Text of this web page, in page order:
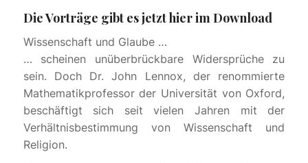
Die Vorträge gibt es jetzt hier im Download
Wissenschaft und Glaube …
… scheinen unüberbrückbare Widersprüche zu
sein. Doch Dr. John Lennox, der renommierte
Mathematikprofessor der Universität von Oxford,
beschäftigt sich seit vielen Jahren mit der
Verhältnisbestimmung von Wissenschaft und
Religion.